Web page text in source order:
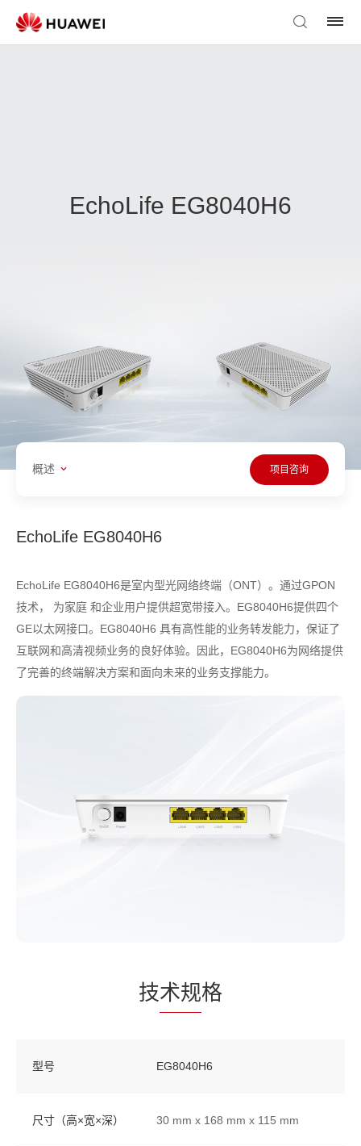
EchoLife EG8040H6
概述 项目咨询
EchoLife EG8040H6
EchoLife EG8040H6是室内型光网络终端（ONT）。通过GPON
技术， 为家庭 和企业用户提供超宽带接入。EG8040H6提供四个
GE以太网接口。EG8040H6 具有高性能的业务转发能力，保证了
互联网和高清视频业务的良好体验。因此，EG8040H6为网络提供
了完善的终端解决方案和面向未来的业务支撑能力。
技术规格
型号 EG8040H6
尺寸（高×宽×深） 30 mm x 168 mm x 115 mm